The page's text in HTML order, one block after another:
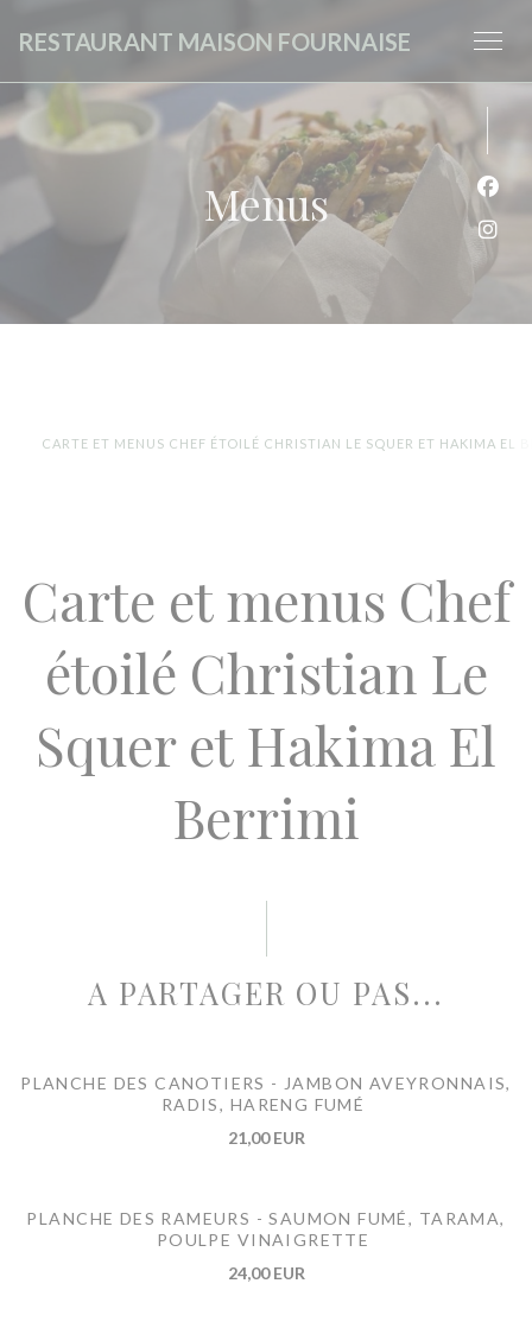
RESTAURANT MAISON FOURNAISE
Menus
CARTE ET MENUS CHEF ÉTOILÉ CHRISTIAN LE SQUER ET HAKIMA EL
Carte et menus Chef
étoilé Christian Le
Squer et Hakima El
Berrimi
A PARTAGER OU PAS...
PLANCHE DES CANOTIERS - JAMBON AVEYRONNAIS,
RADIS, HARENG FUMÉ
21,00 EUR
PLANCHE DES RAMEURS - SAUMON FUMÉ, TARAMA,
POULPE VINAIGRETTE
24,00 EUR